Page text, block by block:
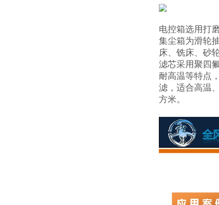
电控箱选用打
集尘箱为滑轮
床、铣床、砂
滤芯采用聚四
耐高温等特点
滤，适合高温
方米。